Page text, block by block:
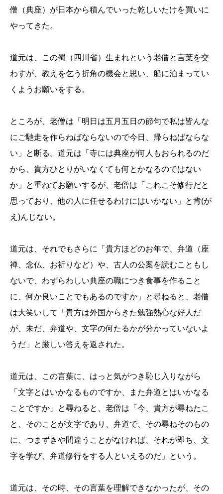
僧（典座）が日本から積んでいった乾しいたけを買いに
やってきた。
道元は、この蜀（四川省）生まれという老僧と言葉を交
わすが、教えを乞う折角の機会と思い、船に泊まってい
くようお願いをする。
ところが、老僧は「明日は五月五日の節句で私は皆んな
にご馳走を作らねばならないので今日、帰らねばならな
い」と断る。道元は「寺には典座が何人もおられるのだ
から、貴方ひとりがいなくても何とかなるのではない
か」と重ねてお願いするが、老僧は「これこそ修行だと
思っており、他の人に任せるわけにはいかない」と肯(が
え)んじない。
道元は、それでもさらに「貴方ほどのお年で、弁道（座
禅、念仏、お祈りなど）や、古人の公案を読むこともし
ないで、わずらわしい典座の職につき食事を作ること
に、何か良いことでもあるのですか」と尋ねると、老僧
は大笑いして「貴方は外国からきた勉強熱心な好人だ
が、未だ、弁道や、文字の何たるかが分かっていないよ
うだ」と厳しい答えを返された。
道元は、この言葉に、はっと気がつき恥じ入りながら
「文字とはいかなるものですか、また弁道とはいかなる
ことですか」と尋ねると、老僧は「今、貴方が尋ねたこ
と、そのことが文字であり、弁道で、その尋ねそのもの
に、つまずきや間違うことがなければ、それが即ち、文
字を学び、弁道修行をする人といえるのだ」という。
道元は、その時、その言葉を理解できなかったが、その